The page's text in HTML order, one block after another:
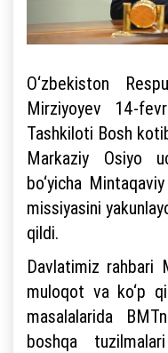
O‘zbekiston
Mirziyoyev 14-
Tashkiloti Bosh
Markaziy Osiyo
bo‘yicha
missiyasini
qildi.
Davlatimiz rahbari
muloqot va ko‘p
masalalarida
boshqa